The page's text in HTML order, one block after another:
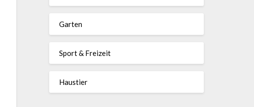
Garten
Sport & Freizeit
Haustier